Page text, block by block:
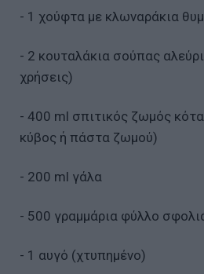
- 1 χούφτα με κλωναράκια
- 2 κουταλάκια σούπας
χρήσεις)
- 400 ml σπιτικός ζωμός
κύβος ή πάστα ζωμού)
- 200 ml γάλα
- 500 γραμμάρια φύλλο
- 1 αυγό (χτυπημένο)